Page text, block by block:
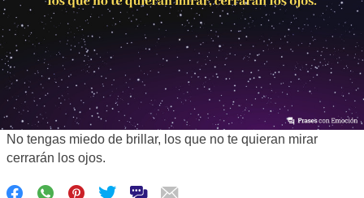
No tengas miedo de brillar, los que no te quieran mirar
cerrarán los ojos.